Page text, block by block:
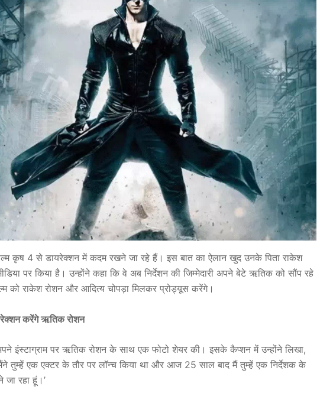
कृष 4 से डायरेक्शन में कदम रखने जा रहे हैं। इस बात का ऐलान खुद उनके पिता राकेश
पर किया है। उन्होंने कहा कि वे अब निर्देशन की जिम्मेदारी अपने बेटे ऋतिक को सौंप रहे
को राकेश रोशन और आदित्य चोपड़ा मिलकर प्रोड्यूस करेंगे।
करेंगे ऋतिक रोशन
इंस्टाग्राम पर ऋतिक रोशन के साथ एक फोटो शेयर की। इसके कैप्शन में उन्होंने लिखा,
तुम्हें एक एक्टर के तौर पर लॉन्च किया था और आज 25 साल बाद मैं तुम्हें एक निर्देशक के
रहा हूं।’